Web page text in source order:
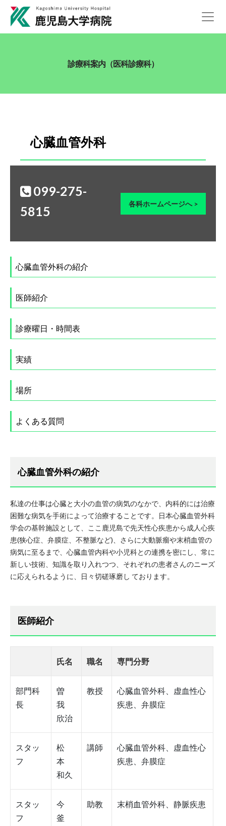
診療科案内（医科診療科）
心臓血管外科
099-275-
5815
各科ホームページへ >
心臓血管外科の紹介
医師紹介
診療曜日・時間表
実績
場所
よくある質問
心臓血管外科の紹介
私達の仕事は心臓と大小の血管の病気のなかで、内科的には治療
困難な病気を手術によって治療することです。日本心臓血管外科
学会の基幹施設として、ここ鹿児島で先天性心疾患から成人心疾
患(狭心症、弁膜症、不整脈など)、さらに大動脈瘤や末梢血管の
病気に至るまで、心臓血管内科や小児科との連携を密にし、常に
新しい技術、知識を取り入れつつ、それぞれの患者さんのニーズ
に応えられるように、日々切磋琢磨し ております。
医師紹介
氏名 職名 専門分野
部門科
長
曽
我
欣治
教授
心臓血管外科、虚血性心
疾患、弁膜症
スタッ
フ
松
本
和久
講師
心臓血管外科、虚血性心
疾患、弁膜症
スタッ
フ
今
釜
助教 末梢血管外科、静脈疾患